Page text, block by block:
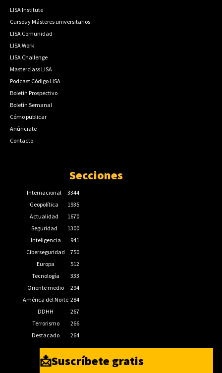
LISA Institute
Cursos y Másteres universitarios
LISA Comunidad
LISA Work
LISA Challenge
Masterclass LISA
Podcast Código LISA
Boletín Prospectivo
Boletín Semanal
Cómo publicar
Anúnciate
Contacto
Secciones
Internacional
3344
Geopolítica
1935
Actualidad
1670
Seguridad
1300
Inteligencia
941
Ciberseguridad
750
Europa
512
Tecnología
333
Oriente medio
294
América del Norte 284
DDHH
267
Terrorismo
266
Destacado
264
📩Suscríbete gratis